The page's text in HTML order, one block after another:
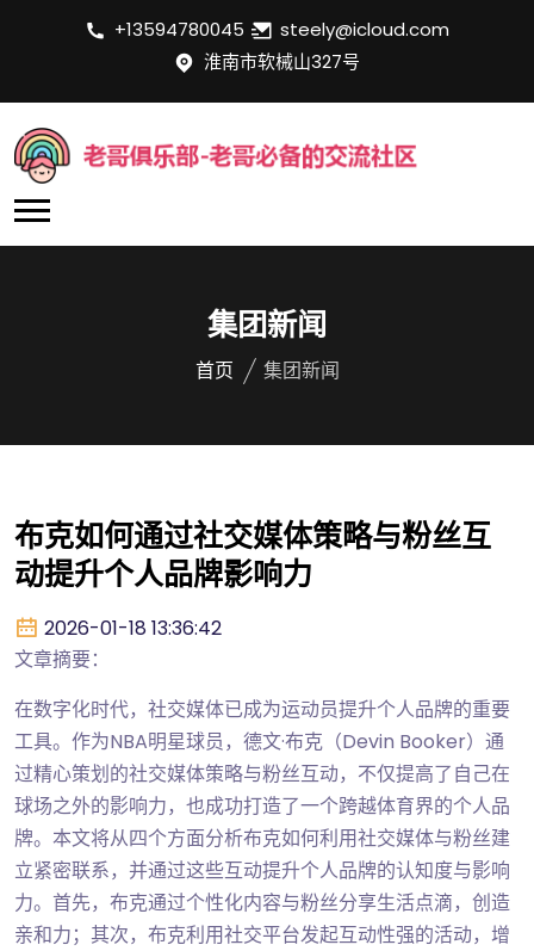
+13594780045
steely@icloud.com
淮南市软械山327号
集团新闻
首页 集团新闻
布克如何通过社交媒体策略与粉丝互
动提升个人品牌影响力
2026-01-18 13:36:42
文章摘要：
在数字化时代，社交媒体已成为运动员提升个人品牌的重要
工具。作为NBA明星球员，德文·布克（Devin Booker）通
过精心策划的社交媒体策略与粉丝互动，不仅提高了自己在
球场之外的影响力，也成功打造了一个跨越体育界的个人品
牌。本文将从四个方面分析布克如何利用社交媒体与粉丝建
立紧密联系，并通过这些互动提升个人品牌的认知度与影响
力。首先，布克通过个性化内容与粉丝分享生活点滴，创造
亲和力；其次，布克利用社交平台发起互动性强的活动，增